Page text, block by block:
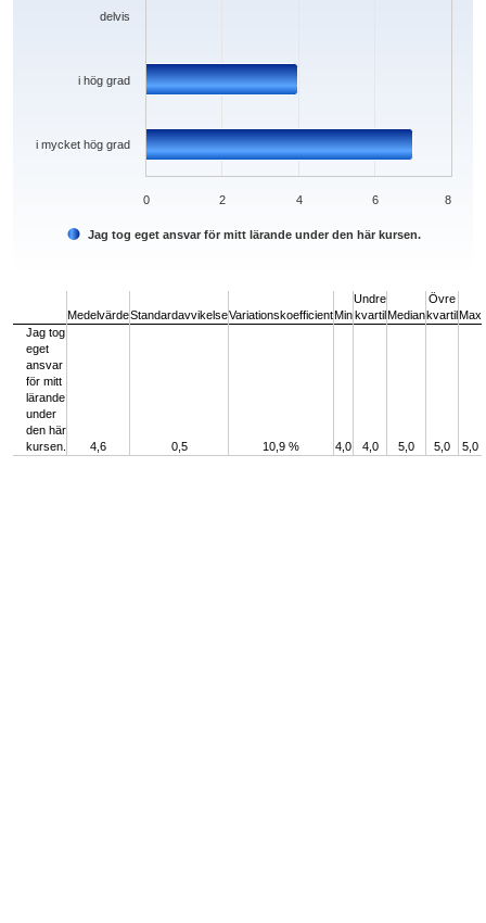
Jag tog eget ansvar för mitt lärande under den här kursen.
i mycket hög grad
i hög grad
delvis
0 2 4 6 8
MedelvärdeStandardavvikelseVariationskoefficientMin
Undre
kvartilMedian
Övre
kvartilMax
Jag tog
eget
ansvar
för mitt
lärande
under
den här
kursen.
4,6 0,5 10,9 % 4,0 4,0 5,0 5,0 5,0